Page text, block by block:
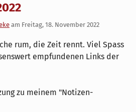
am Freitag, 18. November 2022
rum, die Zeit rennt. Viel Spass
empfundenen Links der
zu meinem "Notizen-